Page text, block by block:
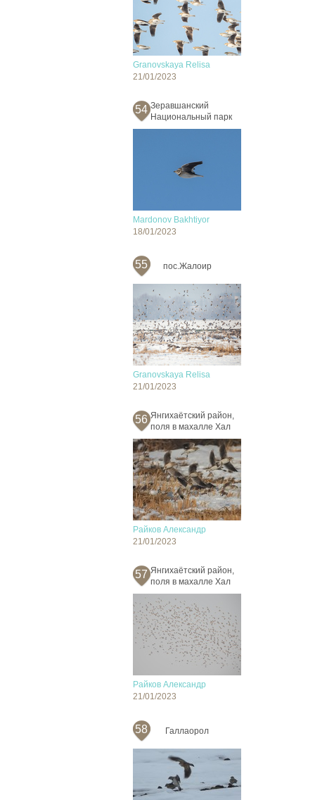
Granovskaya Relisa
21/01/2023
54 Зеравшанский
Национальный парк
Mardonov Bakhtiyor
18/01/2023
55 пос.Жалоир
Granovskaya Relisa
21/01/2023
56 Янгихаётский район,
поля в махалле Хал
Райков Александр
21/01/2023
57 Янгихаётский район,
поля в махалле Хал
Райков Александр
21/01/2023
58 Галлаорол